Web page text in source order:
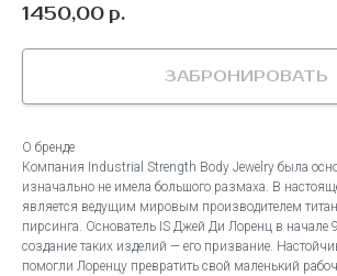
1450,00 р.
ЗАБРОНИРОВАТЬ
О бренде
Компания Industrial Strength Body Jewelry была
изначально не имела большого размаха. В
является ведущим мировым производителем
пирсинга. Основатель IS Джей Ди Лоренц в начале
создание таких изделий — его призвание.
помогли Лоренцу превратить свой маленький